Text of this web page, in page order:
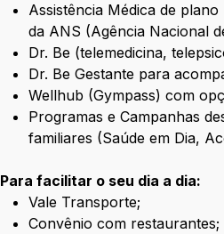
Assistência Médica de
da ANS (Agência Nacional
Dr. Be (telemedicina,
Dr. Be Gestante para
Wellhub (Gympass) com
Programas e Campanhas
familiares (Saúde em Dia,
Para facilitar o seu dia a dia:
Vale Transporte;
Convênio com restaurantes;